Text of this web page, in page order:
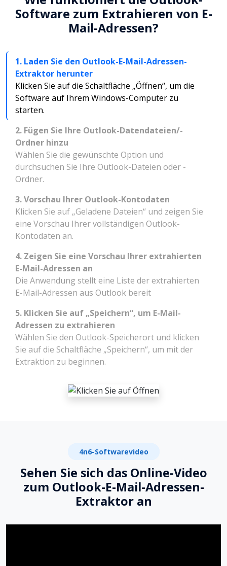
Software zum Extrahieren von E-
Mail-Adressen?
1. Laden Sie den Outlook-E-Mail-Adressen-
Extraktor herunter
Klicken Sie auf die Schaltfläche „Öffnen“, um die
Software auf Ihrem Windows-Computer zu
starten.
2. Fügen Sie Ihre Outlook-Datendateien/-
Ordner hinzu
Wählen Sie die gewünschte Option und
durchsuchen Sie Ihre Outlook-Dateien oder -
Ordner.
3. Vorschau Ihrer Outlook-Kontodaten
Klicken Sie auf „Geladene Dateien“ und zeigen Sie
eine Vorschau Ihrer vollständigen Outlook-
Kontodaten an.
4. Zeigen Sie eine Vorschau Ihrer extrahierten
E-Mail-Adressen an
Die Anwendung stellt eine Liste der extrahierten
E-Mail-Adressen aus Outlook bereit
5. Klicken Sie auf „Speichern“, um E-Mail-
Adressen zu extrahieren
Wählen Sie den Outlook-Speicherort und klicken
Sie auf die Schaltfläche „Speichern“, um mit der
Extraktion zu beginnen.
4n6-Softwarevideo
Sehen Sie sich das Online-Video
zum Outlook-E-Mail-Adressen-
Extraktor an